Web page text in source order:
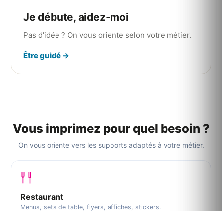
Je débute, aidez-moi
Pas d'idée ? On vous oriente selon votre métier.
Être guidé →
Vous imprimez pour quel besoin ?
On vous oriente vers les supports adaptés à votre métier.
Restaurant
Menus, sets de table, flyers, affiches, stickers.